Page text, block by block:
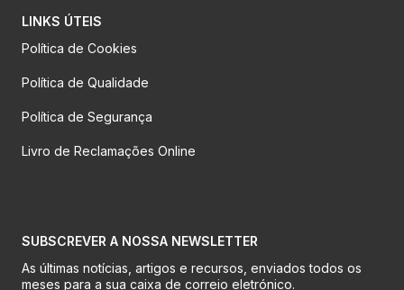
LINKS ÚTEIS
Política de Cookies
Política de Qualidade
Política de Segurança
Livro de Reclamações Online
SUBSCREVER A NOSSA NEWSLETTER
As últimas notícias, artigos e recursos, enviados todos os
meses para a sua caixa de correio eletrónico.